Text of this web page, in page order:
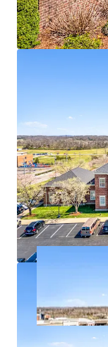
100%
support
Deposit
household